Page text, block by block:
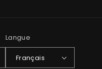
Langue
Français